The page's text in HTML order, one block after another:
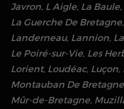
Javron, L Aigle, La Baule,
La Guerche De Bretagne,
Landerneau, Lannion,
Le Poiré-sur-Vie, Les
Lorient, Loudéac, Luçon,
Montauban De Bretagne
Mûr-de-Bretagne,